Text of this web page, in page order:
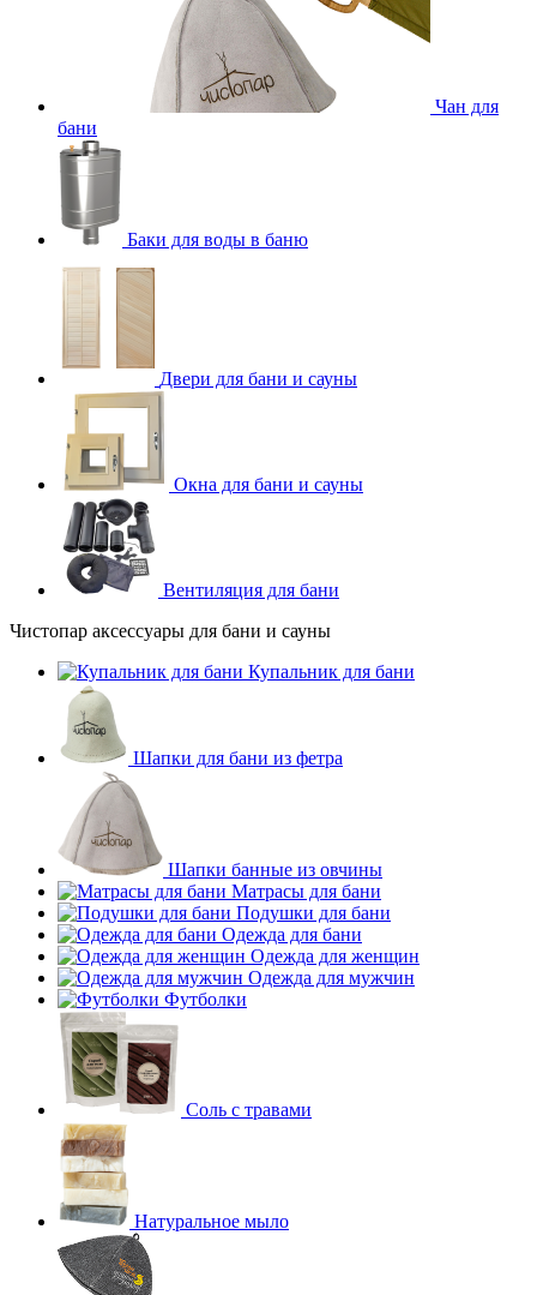
Чан для
бани
Баки для воды в баню
Двери для бани и сауны
Окна для бани и сауны
Вентиляция для бани
Чистопар аксессуары для бани и сауны
Купальник для бани
Шапки для бани из фетра
Шапки банные из овчины
Матрасы для бани
Подушки для бани
Одежда для бани
Одежда для женщин
Одежда для мужчин
Футболки
Соль с травами
Натуральное мыло